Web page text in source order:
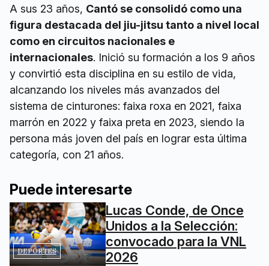
A sus 23 años, Cantó se consolidó como una
figura destacada del jiu-jitsu tanto a nivel local
como en circuitos nacionales e
internacionales. Inició su formación a los 9 años
y convirtió esta disciplina en su estilo de vida,
alcanzando los niveles más avanzados del
sistema de cinturones: faixa roxa en 2021, faixa
marrón en 2022 y faixa preta en 2023, siendo la
persona más joven del país en lograr esta última
categoría, con 21 años.
Puede interesarte
DEPORTES
Lucas Conde, de Once
Unidos a la Selección:
convocado para la VNL
2026